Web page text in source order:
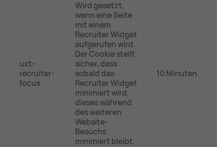
uxt-
recruiter-
focus
Wird gesetzt,
wenn eine Seite
mit einem
Recruiter Widget
aufgerufen wird.
Der Cookie stellt
sicher, dass
sobald das
Recruiter Widget
minimiert wird,
dieses während
des weiteren
Website-
Besuchs
minimiert bleibt.
10 Minuten